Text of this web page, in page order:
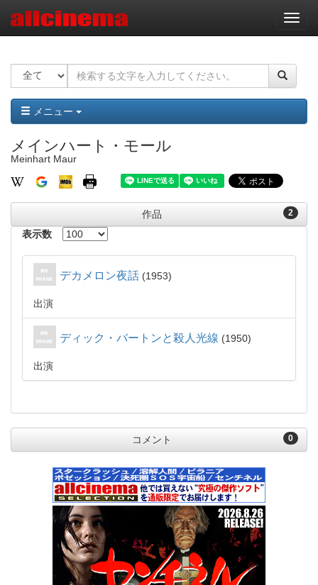
ナ
ビ
ー
ョ
ン
メニュー
メインハート・モール
Meinhart Maur
2
作品
表示数
デカメロン夜話 1953
出演
ディック・バートンと殺人光線 1950
出演
0
コメント